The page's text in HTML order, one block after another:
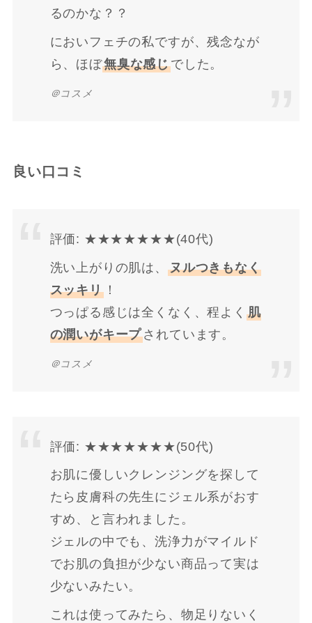
るのかな？？
においフェチの私ですが、残念なが
ら、ほぼ無臭な感じでした。
＠コスメ
良い口コミ
評価: ★★★★★★★(40代)
洗い上がりの肌は、 ヌルつきもなく
スッキリ！
つっぱる感じは全くなく、程よく 肌
の潤いがキープされています。
＠コスメ
評価: ★★★★★★★(50代)
お肌に優しいクレンジングを探して
たら皮膚科の先生にジェル系がおす
すめ、と言われました。
ジェルの中でも、洗浄力がマイルド
でお肌の負担が少ない商品って実は
少ないみたい。
これは使ってみたら、物足りないく